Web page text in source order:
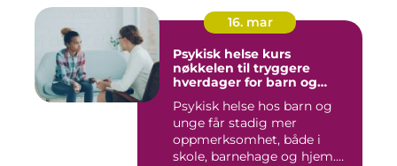
16. mar
Psykisk helse kurs
nøkkelen til tryggere
hverdager for barn og
Psykisk helse hos barn og
unge får stadig mer
oppmerksomhet, både i
skole, barnehage og hjem.